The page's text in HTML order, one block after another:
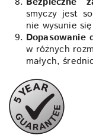
smyczy jest
nie wysunie
Dopasowanie
w różnych
małych,